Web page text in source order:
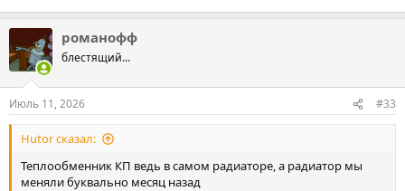
романофф
блестящий...
Июль 11, 2026 #33
Hutor сказал:
Теплообменник КП ведь в самом радиаторе, а радиатор мы
меняли буквально месяц назад